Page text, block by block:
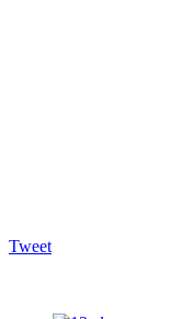
Tweet